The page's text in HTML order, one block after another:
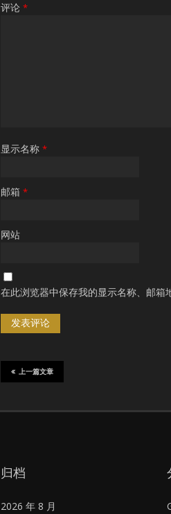
评论 *
显示名称 *
邮箱 *
网站
在此浏览器中保存我的显示名称、邮箱
上一篇文章
归档
2026 年 8 月